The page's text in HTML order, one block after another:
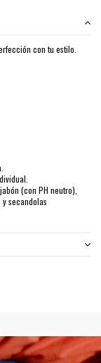
con tu estilo.
(con PH neutro),
secandolas